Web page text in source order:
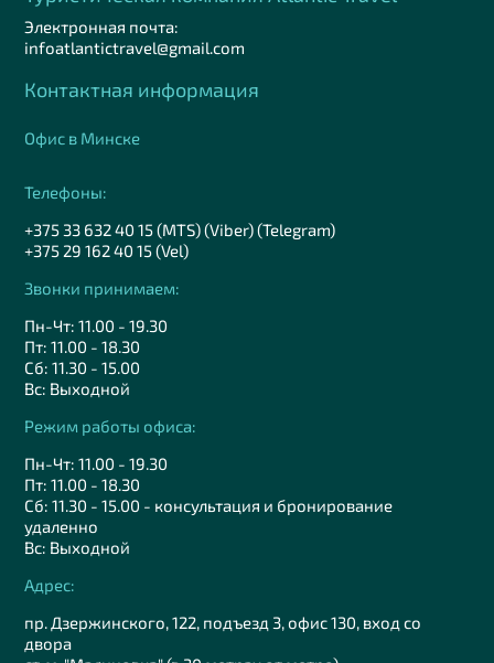
Электронная почта:
infoatlantictravel@gmail.com
Контактная информация
Офис в Минске
Телефоны:
+375 33 632 40 15 (MTS) (Viber) (Telegram)
+375 29 162 40 15 (Vel)
Звонки принимаем:
Пн-Чт: 11.00 - 19.30
Пт: 11.00 - 18.30
Сб: 11.30 - 15.00
Вс: Выходной
Режим работы офиса:
Пн-Чт: 11.00 - 19.30
Пт: 11.00 - 18.30
Сб: 11.30 - 15.00 - консультация и бронирование
удаленно
Вс: Выходной
Адрес:
пр. Дзержинского, 122, подъезд 3, офис 130, вход со
двора